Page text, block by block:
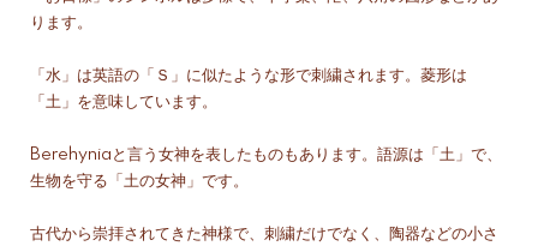
ります。
「水」は英語の「Ｓ」に似たような形で刺繍されます。菱形は
「土」を意味しています。
Berehyniaと言う女神を表したものもあります。語源は「土」で、
生物を守る「土の女神」です。
古代から崇拝されてきた神様で、刺繍だけでなく、陶器などの小さ